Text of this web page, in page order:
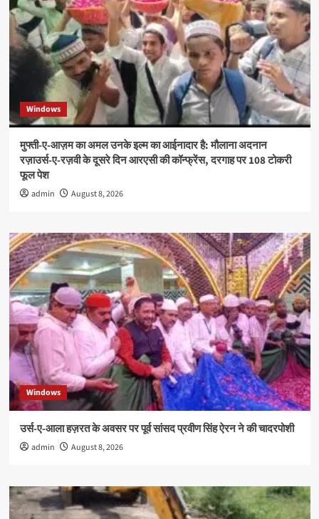
Windows
मुफ्ती-ए-आज़म का अमल उनके इल्म का आईनादार है: मौलाना अदनान
रज़ाउर्स-ए-रज़वी के दूसरे दिन आरएसी की कॉन्फ्रेंस, दरगाह पर 108 टोकरी
फूल पेश
admin August 8, 2026
Windows
उर्स-ए-आला हज़रत के अवसर पर पूर्व सांसद प्रवीण सिंह ऐरन ने की चादरपोशी
admin August 8, 2026